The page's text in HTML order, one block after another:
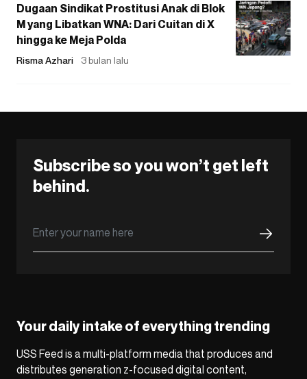
Dugaan Sindikat Prostitusi Anak di Blok
M yang Libatkan WNA: Dari Cuitan di X
hingga ke Meja Polda
Risma Azhari 3 bulan lalu
Subscribe so you won’t get left
behind.
Your daily intake of everything trending
USS Feed is a multi-platform media that produces and
distributes generation z-focused digital content,